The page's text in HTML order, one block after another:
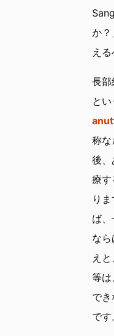
か？
え
長部
と
称な
後、
療す
り
ば
な
え
等は
で
です